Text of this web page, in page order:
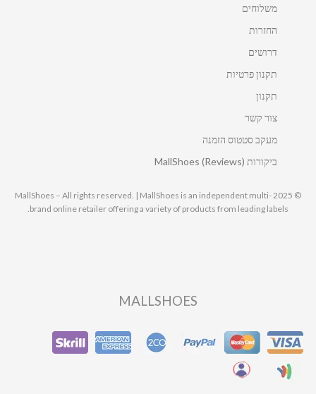
משלוחים
החזרות
דרושים
תקנון פרטיות
תקנון
צור קשר
מעקב סטטוס הזמנה
ביקורות MallShoes (Reviews)
© 2025 MallShoes – All rights reserved. | MallShoes is an independent multi-
brand online retailer offering a variety of products from leading labels.
MALLSHOES